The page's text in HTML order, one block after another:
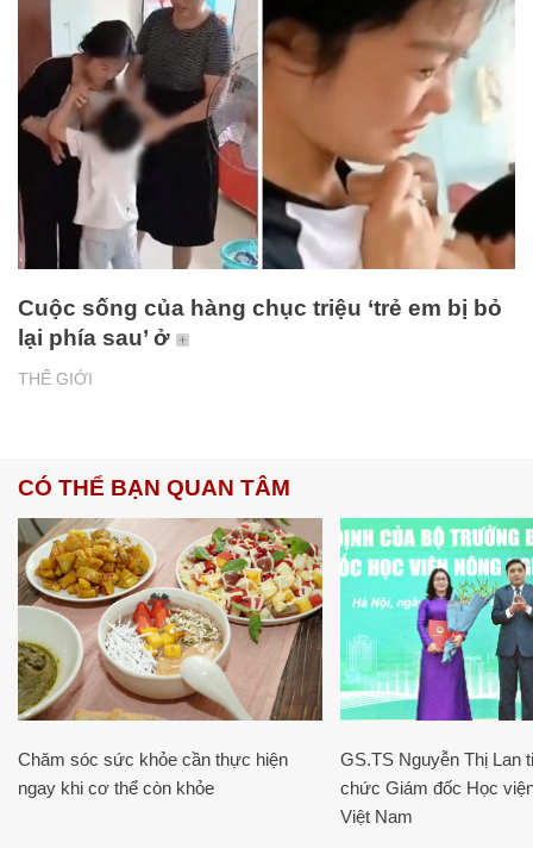
THẾ GIỚI
Cuộc sống của hàng chục triệu ‘trẻ em bị bỏ
lại phía sau’ ở
CÓ THỂ BẠN QUAN TÂM
Chăm sóc sức khỏe cần thực hiện
ngay khi cơ thể còn khỏe
GS.TS Nguyễn Thị Lan
chức Giám đốc Học
Việt Nam